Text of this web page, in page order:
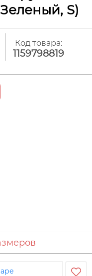
S)
Код товара:
1159798819